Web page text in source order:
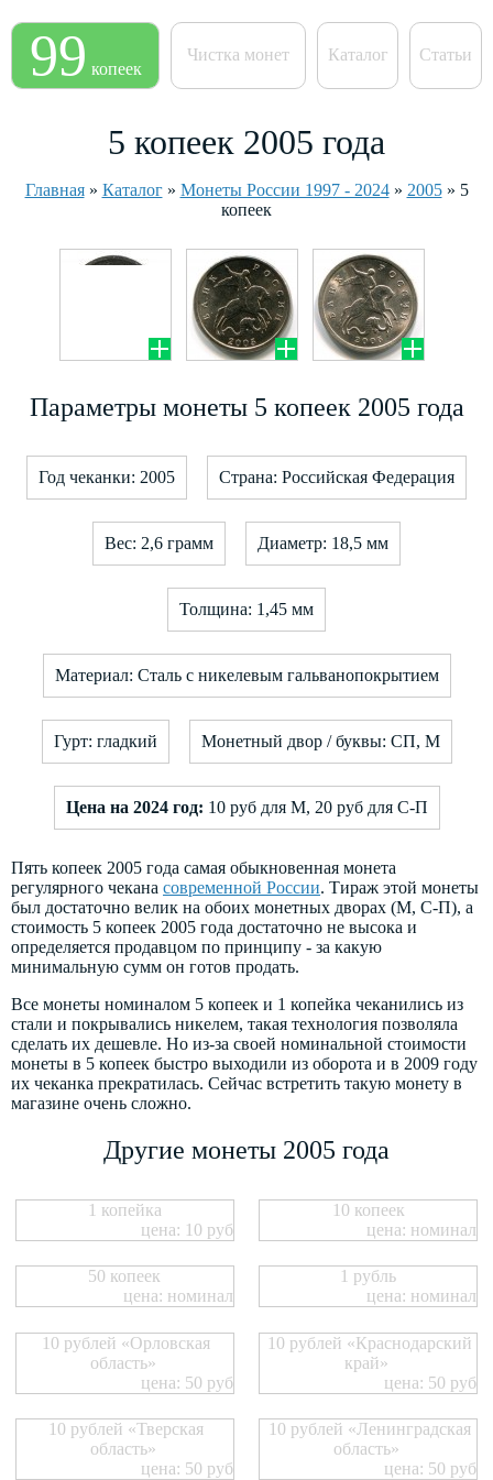
99 копеек
Чистка монет Каталог Статьи
5 копеек 2005 года
Главная» Каталог» Монеты России 1997 - 2024» 2005» 5
копеек
Параметры монеты 5 копеек 2005 года
Год чеканки: 2005 Страна: Российская Федерация
Вес: 2,6 грамм Диаметр: 18,5 мм
Толщина: 1,45 мм
Материал: Сталь с никелевым гальванопокрытием
Гурт: гладкий Монетный двор / буквы: СП, М
Цена на 2024 год: 10 руб для М, 20 руб для С-П
Пять копеек 2005 года самая обыкновенная монета
регулярного чекана современной России. Тираж этой монеты
был достаточно велик на обоих монетных дворах (М, С-П), а
стоимость 5 копеек 2005 года достаточно не высока и
определяется продавцом по принципу - за какую
минимальную сумм он готов продать.
Все монеты номиналом 5 копеек и 1 копейка чеканились из
стали и покрывались никелем, такая технология позволяла
сделать их дешевле. Но из-за своей номинальной стоимости
монеты в 5 копеек быстро выходили из оборота и в 2009 году
их чеканка прекратилась. Сейчас встретить такую монету в
магазине очень сложно.
Другие монеты 2005 года
1 копейка
цена: 10 руб
10 копеек
цена: номинал
50 копеек
цена: номинал
1 рубль
цена: номинал
10 рублей «Орловская
область»
цена: 50 руб
10 рублей «Краснодарский
край»
цена: 50 руб
10 рублей «Тверская
область»
цена: 50 руб
10 рублей «Ленинградская
область»
цена: 50 руб